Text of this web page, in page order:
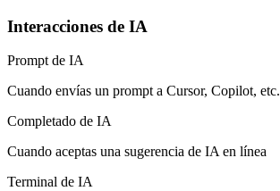
Interacciones de IA
Prompt de IA
Cuando envías un prompt a Cursor, Copilot, etc.
Completado de IA
Cuando aceptas una sugerencia de IA en línea
Terminal de IA